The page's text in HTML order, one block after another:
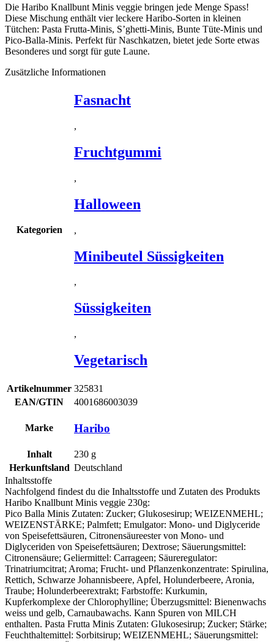
Die Haribo Knallbunt Minis veggie bringen jede Menge Spass!
Diese Mischung enthält vier leckere Haribo-Sorten in kleinen
Tütchen: Pasta Frutta-Minis, S’ghetti-Minis, Bunte Tüte-Minis und
Pico-Balla-Minis. Perfekt für Naschkatzen, bietet jede Sorte etwas
Besonderes und sorgt für gute Laune.
Zusätzliche Informationen
Kategorien
Fasnacht
,
Fruchtgummi
,
Halloween
,
Minibeutel Süssigkeiten
,
Süssigkeiten
,
Vegetarisch
Artikelnummer 325831
EAN/GTIN
4001686003039
Marke Haribo
Inhalt 230 g
Herkunftsland Deutschland
Inhaltsstoffe
Nachfolgend findest du die Inhaltsstoffe und Zutaten des Produkts
Haribo Knallbunt Minis veggie 230g:
Pico Balla Minis Zutaten: Zucker; Glukosesirup; WEIZENMEHL;
WEIZENSTÄRKE; Palmfett; Emulgator: Mono- und Diglyceride
von Speisefettsäuren, Citronensäureester von Mono- und
Diglyceriden von Speisefettsäuren; Dextrose; Säuerungsmittel:
Citronensäure; Geliermittel: Carrageen; Säureregulator:
Trinatriumcitrat; Aroma; Frucht- und Pflanzenkonzentrate: Spirulina,
Rettich, Schwarze Johannisbeere, Apfel, Holunderbeere, Aronia,
Traube; Holunderbeerextrakt; Farbstoffe: Kurkumin,
Kupferkomplexe der Chlorophylline; Überzugsmittel: Bienenwachs
weiss und gelb, Carnaubawachs. Kann Spuren von MILCH
enthalten. Pasta Frutta Minis Zutaten: Glukosesirup; Zucker; Stärke;
Feuchthaltemittel: Sorbitsirup; WEIZENMEHL; Säuerungsmittel: